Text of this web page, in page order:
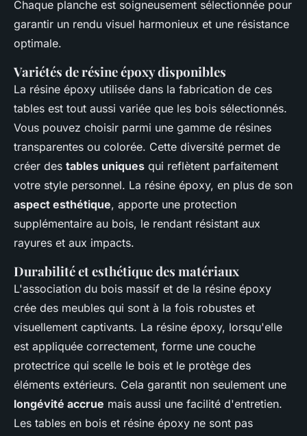
Chaque planche est soigneusement sélectionnée pour
garantir un rendu visuel harmonieux et une résistance
optimale.
Variétés de résine époxy disponibles
La résine époxy utilisée dans la fabrication de ces
tables est tout aussi variée que les bois sélectionnés.
Vous pouvez choisir parmi une gamme de résines
transparentes ou colorée. Cette diversité permet de
créer des tables uniques qui reflètent parfaitement
votre style personnel. La résine époxy, en plus de son
aspect esthétique, apporte une protection
supplémentaire au bois, le rendant résistant aux
rayures et aux impacts.
Durabilité et esthétique des matériaux
L'association du bois massif et de la résine époxy
crée des meubles qui sont à la fois robustes et
visuellement captivants. La résine époxy, lorsqu'elle
est appliquée correctement, forme une couche
protectrice qui scelle le bois et le protège des
éléments extérieurs. Cela garantit non seulement une
longévité accrue mais aussi une facilité d'entretien.
Les tables en bois et résine époxy ne sont pas